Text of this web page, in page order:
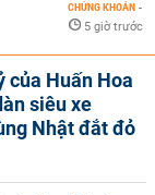
CHỨNG KHOÁN -
5 giờ trước
của Huấn Hoa
siêu xe
Nhật đắt đỏ